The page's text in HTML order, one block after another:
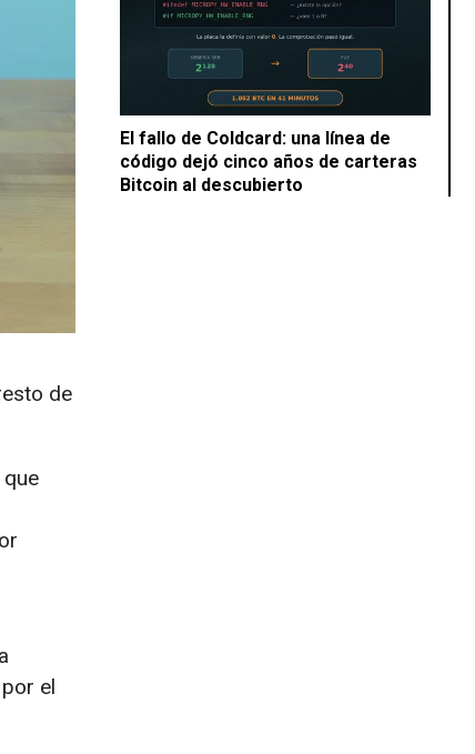
El fallo de Coldcard: una línea de
código dejó cinco años de carteras
Bitcoin al descubierto
de
el